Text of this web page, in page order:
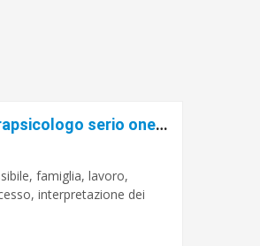
Sensitivo Cartomante Veggente Daniel De Santi Parapsicologo serio onesto e veritiero
famiglia, lavoro,
interpretazione dei